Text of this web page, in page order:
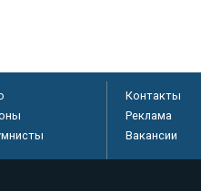
Контакты
Реклама
Вакансии